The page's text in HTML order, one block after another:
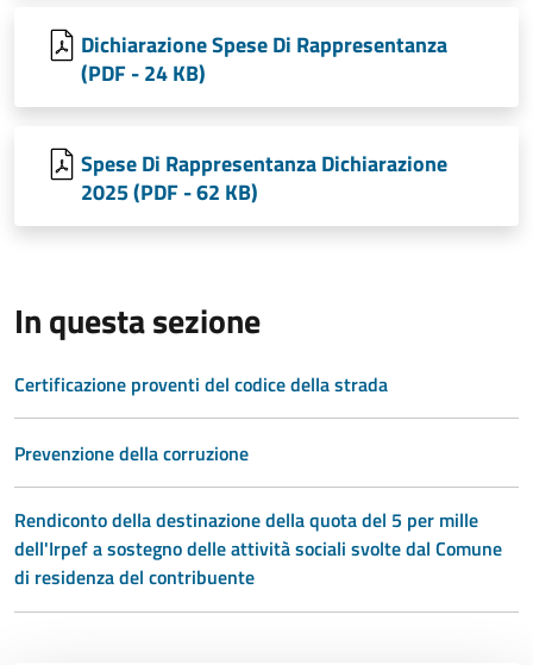
Dichiarazione Spese Di Rappresentanza
(PDF - 24 KB)
Spese Di Rappresentanza Dichiarazione
2025 (PDF - 62 KB)
In questa sezione
Certificazione proventi del codice della strada
Prevenzione della corruzione
Rendiconto della destinazione della quota del 5 per mille
dell'Irpef a sostegno delle attività sociali svolte dal Comune
di residenza del contribuente